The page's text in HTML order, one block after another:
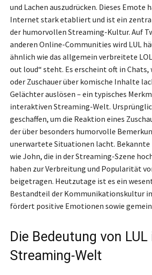
und Lachen auszudrücken. Dieses Emote
Internet stark etabliert und ist ein
der humorvollen Streaming-Kultur. Auf
anderen Online-Communities wird LUL
ähnlich wie das allgemein verbreitete
out loud“ steht. Es erscheint oft in Chats,
oder Zuschauer über komische Inhalte
Gelächter auslösen – ein typisches
interaktiven Streaming-Welt.
geschaffen, um die Reaktion eines
der über besonders humorvolle
unerwartete Situationen lacht.
wie John, die in der Streaming-Szene
haben zur Verbreitung und Popularität
beigetragen. Heutzutage ist es ein
Bestandteil der Kommunikationskultur
fördert positive Emotionen sowie
Die Bedeutung von LUL
Streaming-Welt